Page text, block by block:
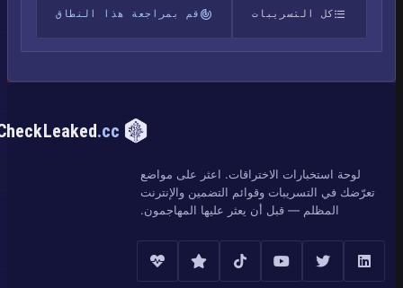
كل التسريبات قم بمراجعة هذا النطاق
CheckLeaked.cc
لوحة استخبارات الاختراقات. اعثر على مواضع
تعرّضك في التسريبات وقوائم التضمين والإنترنت
المظلم — قبل أن يعثر عليها المهاجمون.